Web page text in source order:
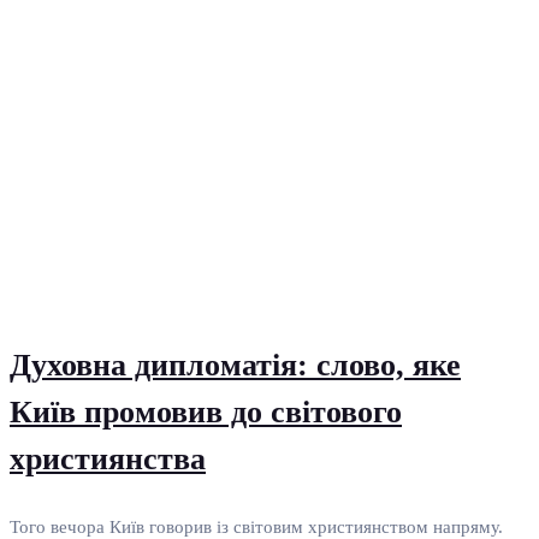
Духовна дипломатія: слово, яке
Київ промовив до світового
християнства
Того вечора Київ говорив із світовим християнством напряму.